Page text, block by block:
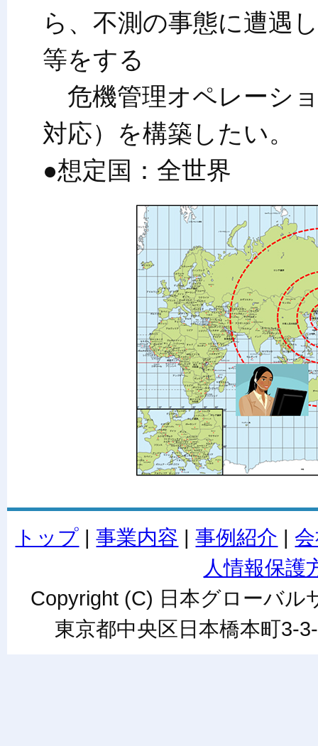
ら、不測の事態に遭遇
等をする
危機管理オペレーシ
対応）を構築したい。
●想定国：全世界
トップ |事業内容 |事例紹介 |
人情報保護
Copyright (C) 日本グローバル
東京都中央区日本橋本町3-